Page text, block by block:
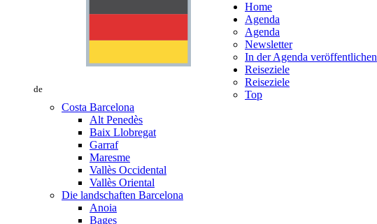
de
Home
Agenda
Agenda
Newsletter
In der Agenda veröffentlichen
Reiseziele
Reiseziele
Top
Costa Barcelona
Alt Penedès
Baix Llobregat
Garraf
Maresme
Vallès Occidental
Vallès Oriental
Die landschaften Barcelona
Anoia
Bages